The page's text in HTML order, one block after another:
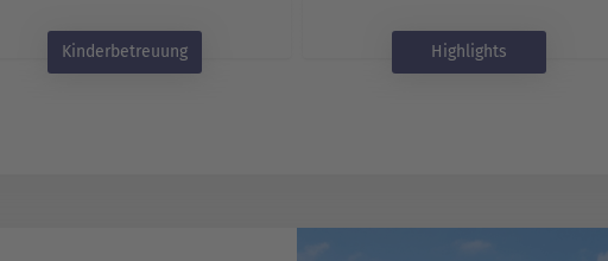
Kinderbetreuung Highlights